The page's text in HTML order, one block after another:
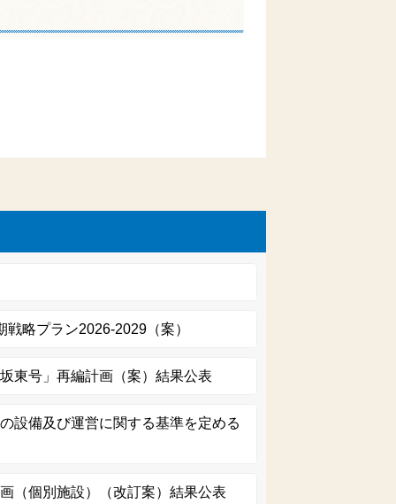
略プラン2026-2029（案）
東号」再編計画（案）結果公表
設備及び運営に関する基準を定める
（個別施設）（改訂案）結果公表